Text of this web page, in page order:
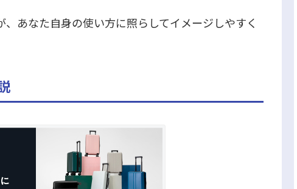
あなた自身の使い方に照らしてイメージしやすく